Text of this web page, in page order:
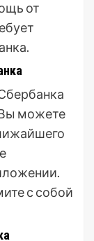
от
Вы можете
с собой